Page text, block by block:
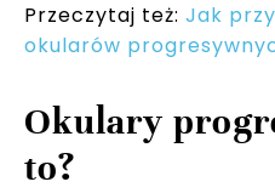
Przeczytaj też: Jak
okularów
Okulary
to?